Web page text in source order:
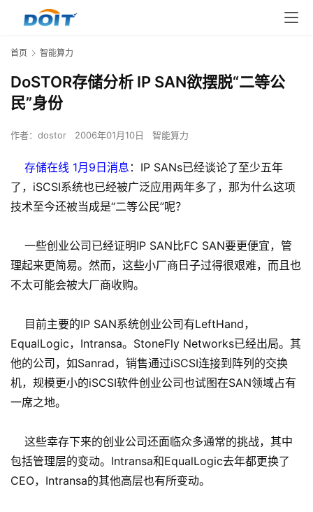
首页 智能算力
DoSTOR存储分析 IP SAN欲摆脱“二等公
民”身份
作者： dostor 2006年01月10日 智能算力
存储在线 1月9日消息 ：IP SANs已经谈论了至少五年
了，iSCSI系统也已经被广泛应用两年多了，那为什么这项
技术至今还被当成是“二等公民”呢？
一些创业公司已经证明IP SAN比FC SAN要更便宜，管
理起来更简易。然而，这些小厂商日子过得很艰难，而且也
不太可能会被大厂商收购。
目前主要的IP SAN系统创业公司有LeftHand，
EqualLogic，Intransa。StoneFly Networks已经出局。其
他的公司，如Sanrad，销售通过iSCSI连接到阵列的交换
机，规模更小的iSCSI软件创业公司也试图在SAN领域占有
一席之地。
这些幸存下来的创业公司还面临众多通常的挑战，其中
包括管理层的变动。Intransa和EqualLogic去年都更换了
CEO，Intransa的其他高层也有所变动。